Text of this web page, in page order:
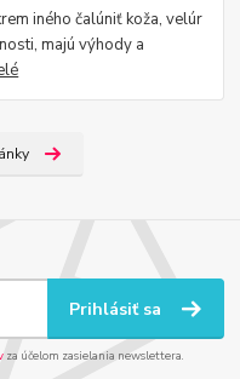
iného čalúniť koža, velúr
majú výhody a
Prihlásiť sa
za účelom zasielania newslettera.